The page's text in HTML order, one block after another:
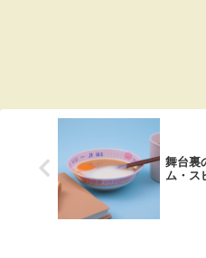
舞台裏
ム・ス